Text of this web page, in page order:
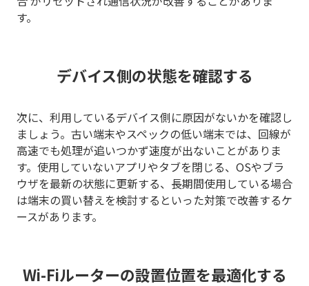
す。
デバイス側の状態を確認する
次に、利用しているデバイス側に原因がないかを確認し
ましょう。古い端末やスペックの低い端末では、回線が
高速でも処理が追いつかず速度が出ないことがありま
す。使用していないアプリやタブを閉じる、OSやブラ
ウザを最新の状態に更新する、長期間使用している場合
は端末の買い替えを検討するといった対策で改善するケ
ースがあります。
Wi-Fiルーターの設置位置を最適化する